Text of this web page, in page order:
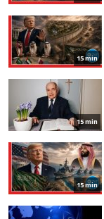
15 min
15 min
15 min